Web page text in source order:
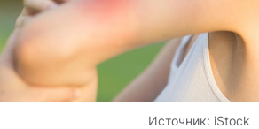
Источник: iStock